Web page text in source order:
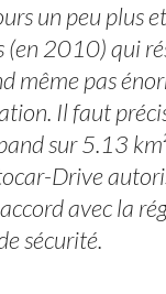
un peu plus
(en 2010) qui
même pas
Il faut
sur 5.13
Drive
avec la
sécurité.